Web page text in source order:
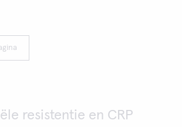
resistentie en CRP